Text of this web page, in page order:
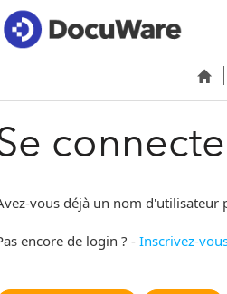
vous déjà un nom d'utilisateur
encore de login ? - Inscrivez-